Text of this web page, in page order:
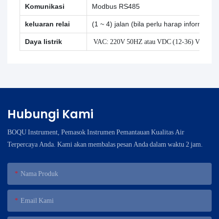
Komunikasi Modbus RS485
keluaran relai (1 ~ 4) jalan (bila perlu harap
Daya listrik VAC: 220V 50HZ atau VDC (12-36) V 3W
Hubungi Kami
BOQU Instrument, Pemasok Instrumen Pemantauan Kualitas Air
Terpercaya Anda. Kami akan membalas pesan Anda dalam waktu 2 jam.
Nama Produk
Email Kami